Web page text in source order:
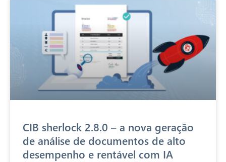
CIB sherlock 2.8.0 – a nova geração
de análise de documentos de alto
desempenho e rentável com IA